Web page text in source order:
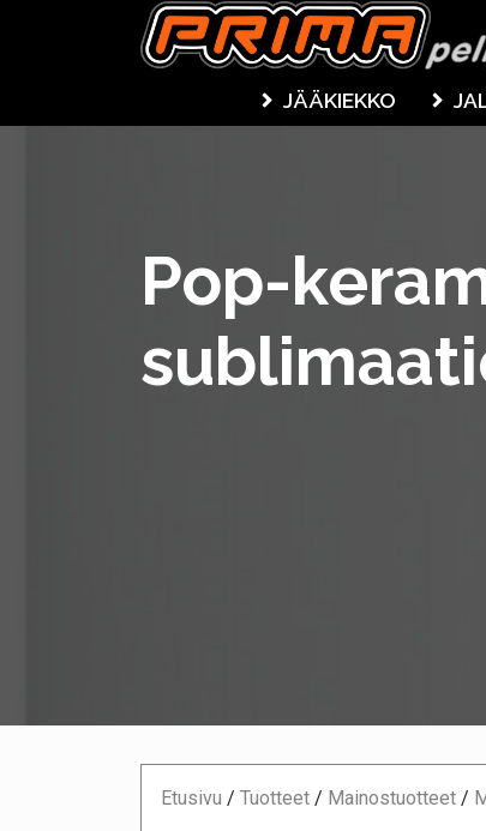
JÄÄKIEKKO
Pop-
Etusivu / Tuotteet / Mainostuotteet /